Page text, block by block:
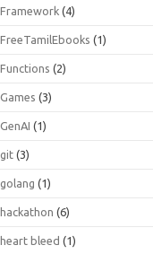
Framework (4)
FreeTamilEbooks (1)
Functions (2)
Games (3)
GenAI (1)
git (3)
golang (1)
hackathon (6)
heart bleed (1)